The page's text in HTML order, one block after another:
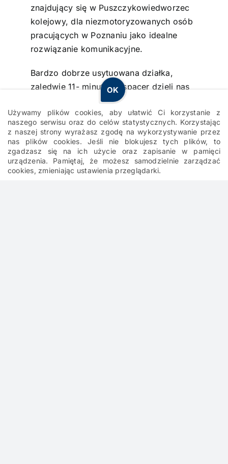
znajdujący się w Puszczykowiedworzec
kolejowy, dla niezmotoryzowanych osób
pracujących w Poznaniu jako idealne
rozwiązanie komunikacyjne.
Bardzo dobrze usytuowana działka,
zaledwie 11- minutowy spacer dzieli nas
od Rynku w Puszczykowie. Spacerem w
13 minut dojdziemy do Biedronki i Żabki,
piekarni, apteki. W okolicy znajduje się
również gabinet stomatologiczny.
MEDIA
Używamy plików cookies, aby ułatwić Ci korzystanie z
naszego serwisu oraz do celów statystycznych. Korzystając
z naszej strony wyrażasz zgodę na wykorzystywanie przez
nas plików cookies. Jeśli nie blokujesz tych plików, to
zgadzasz się na ich użycie oraz zapisanie w pamięci
urządzenia. Pamiętaj, że możesz samodzielnie zarządzać
cookies, zmieniając ustawienia przeglądarki.
OK